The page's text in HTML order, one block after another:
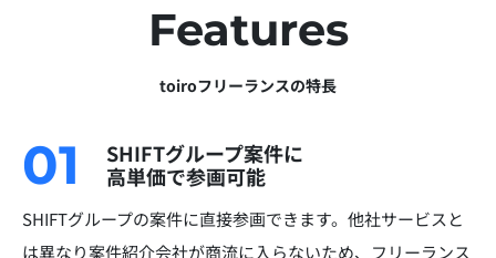
Features
toiroフリーランスの特長
01
SHIFTグループ案件に
高単価で参画可能
SHIFTグループの案件に直接参画できます。他社サービスと
は異なり案件紹介会社が商流に入らないため、フリーランス